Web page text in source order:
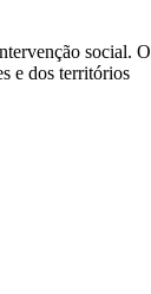
social. O
e dos territórios